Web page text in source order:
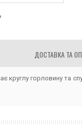
ДОСТАВКА ТА
круглу горловину та